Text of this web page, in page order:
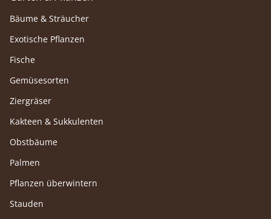
Bäume & Sträucher
Exotische Pflanzen
Fische
Gemüsesorten
Ziergräser
Kakteen & Sukkulenten
Obstbäume
Palmen
Pflanzen überwintern
Stauden